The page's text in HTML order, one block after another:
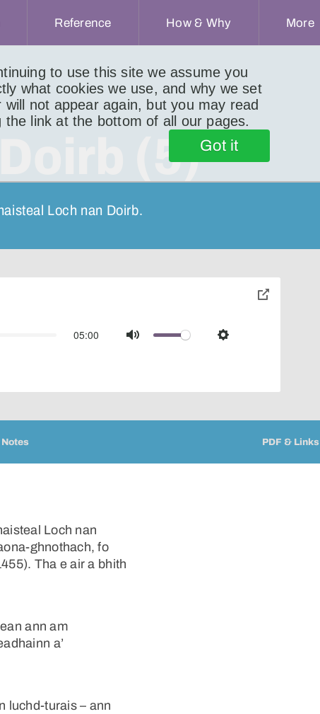
to use this site we assume you
what cookies we use, and why we set
will not appear again, but you may read
link at the bottom of all our pages.
Got it
Reference How & Why More
(5)
Loch nan Doirb.
05:00
Mute Settings
toggle
Notes PDF & Links
Loch nan
ghnothach, fo
Tha e air a bhith
ann am
a’
luchd-turais – ann